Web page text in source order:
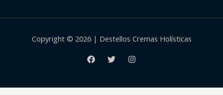
Copyright © 2026 | Destellos Cremas Holísticas